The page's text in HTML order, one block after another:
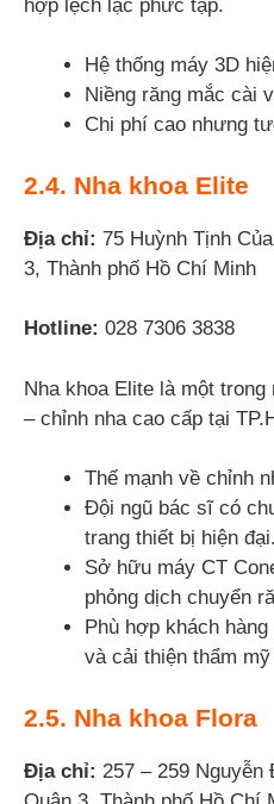
hợp lệch lạc phức tạp.
Hệ thống máy 3D
Niềng răng mắc cài
Chi phí cao nhưng
2.4. Nha khoa Elite
Địa chỉ: 75 Huỳnh Tịnh
3, Thành phố Hồ Chí Minh
Hotline: 028 7306 3838
Nha khoa Elite là một
– chỉnh nha cao cấp tại
Thế mạnh về chỉnh
Đội ngũ bác sĩ có
trang thiết bị hiện đại.
Sở hữu máy CT
phỏng dịch chuyển
Phù hợp khách
và cải thiện thẩm
2.5. Nha khoa Flora
Địa chỉ: 257 – 259